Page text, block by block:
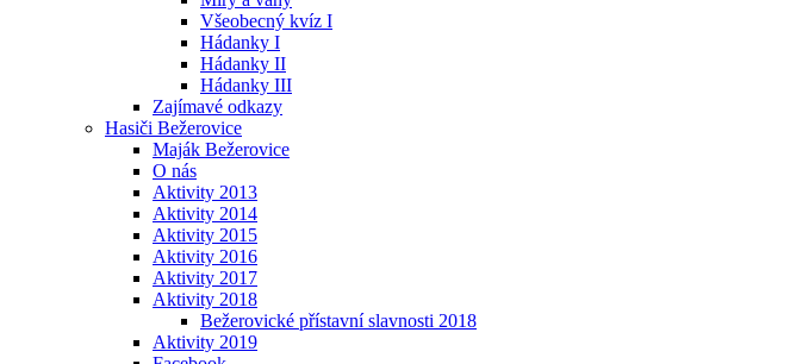
Všeobecný kvíz I
Hádanky I
Hádanky II
Hádanky III
Zajímavé odkazy
Hasiči Bežerovice
Maják Bežerovice
O nás
Aktivity 2013
Aktivity 2014
Aktivity 2015
Aktivity 2016
Aktivity 2017
Aktivity 2018
Bežerovické přístavní slavnosti 2018
Aktivity 2019